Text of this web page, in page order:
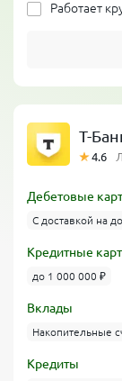
Работает
Т-
4.6
Дебетовые
С доставкой на
Кредитные
до 1 000 000 ₽
Вклады
Накопительные
Кредиты